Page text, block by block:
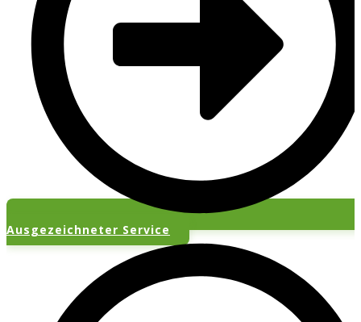
Ausgezeichneter Service